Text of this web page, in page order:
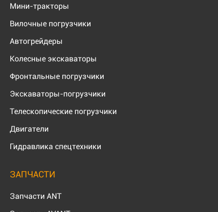
Мини-тракторы
Вилочные погрузчики
Автогрейдеры
Колесные экскаваторы
Фронтальные погрузчики
Экскаваторы-погрузчики
Телескопические погрузчики
Двигатели
Гидравлика спецтехники
ЗАПЧАСТИ
Запчасти ANT